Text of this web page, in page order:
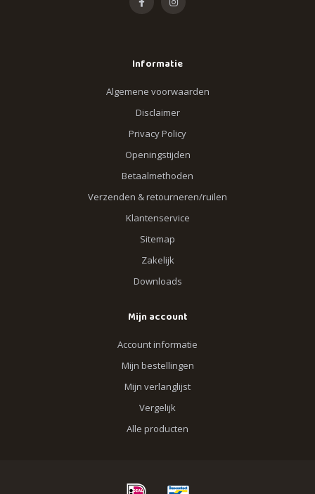
Informatie
Algemene voorwaarden
Disclaimer
Privacy Policy
Openingstijden
Betaalmethoden
Verzenden & retourneren/ruilen
Klantenservice
Sitemap
Zakelijk
Downloads
Mijn account
Account informatie
Mijn bestellingen
Mijn verlanglijst
Vergelijk
Alle producten